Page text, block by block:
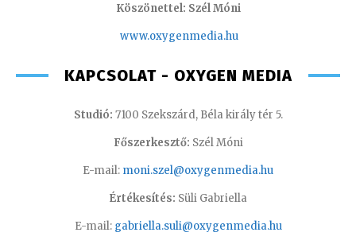
Köszönettel: Szél Móni
www.oxygenmedia.hu
KAPCSOLAT - OXYGEN MEDIA
Studió: 7100 Szekszárd, Béla király tér 5.
Főszerkesztő: Szél Móni
E-mail: moni.szel@oxygenmedia.hu
Értékesítés: Süli Gabriella
E-mail: gabriella.suli@oxygenmedia.hu